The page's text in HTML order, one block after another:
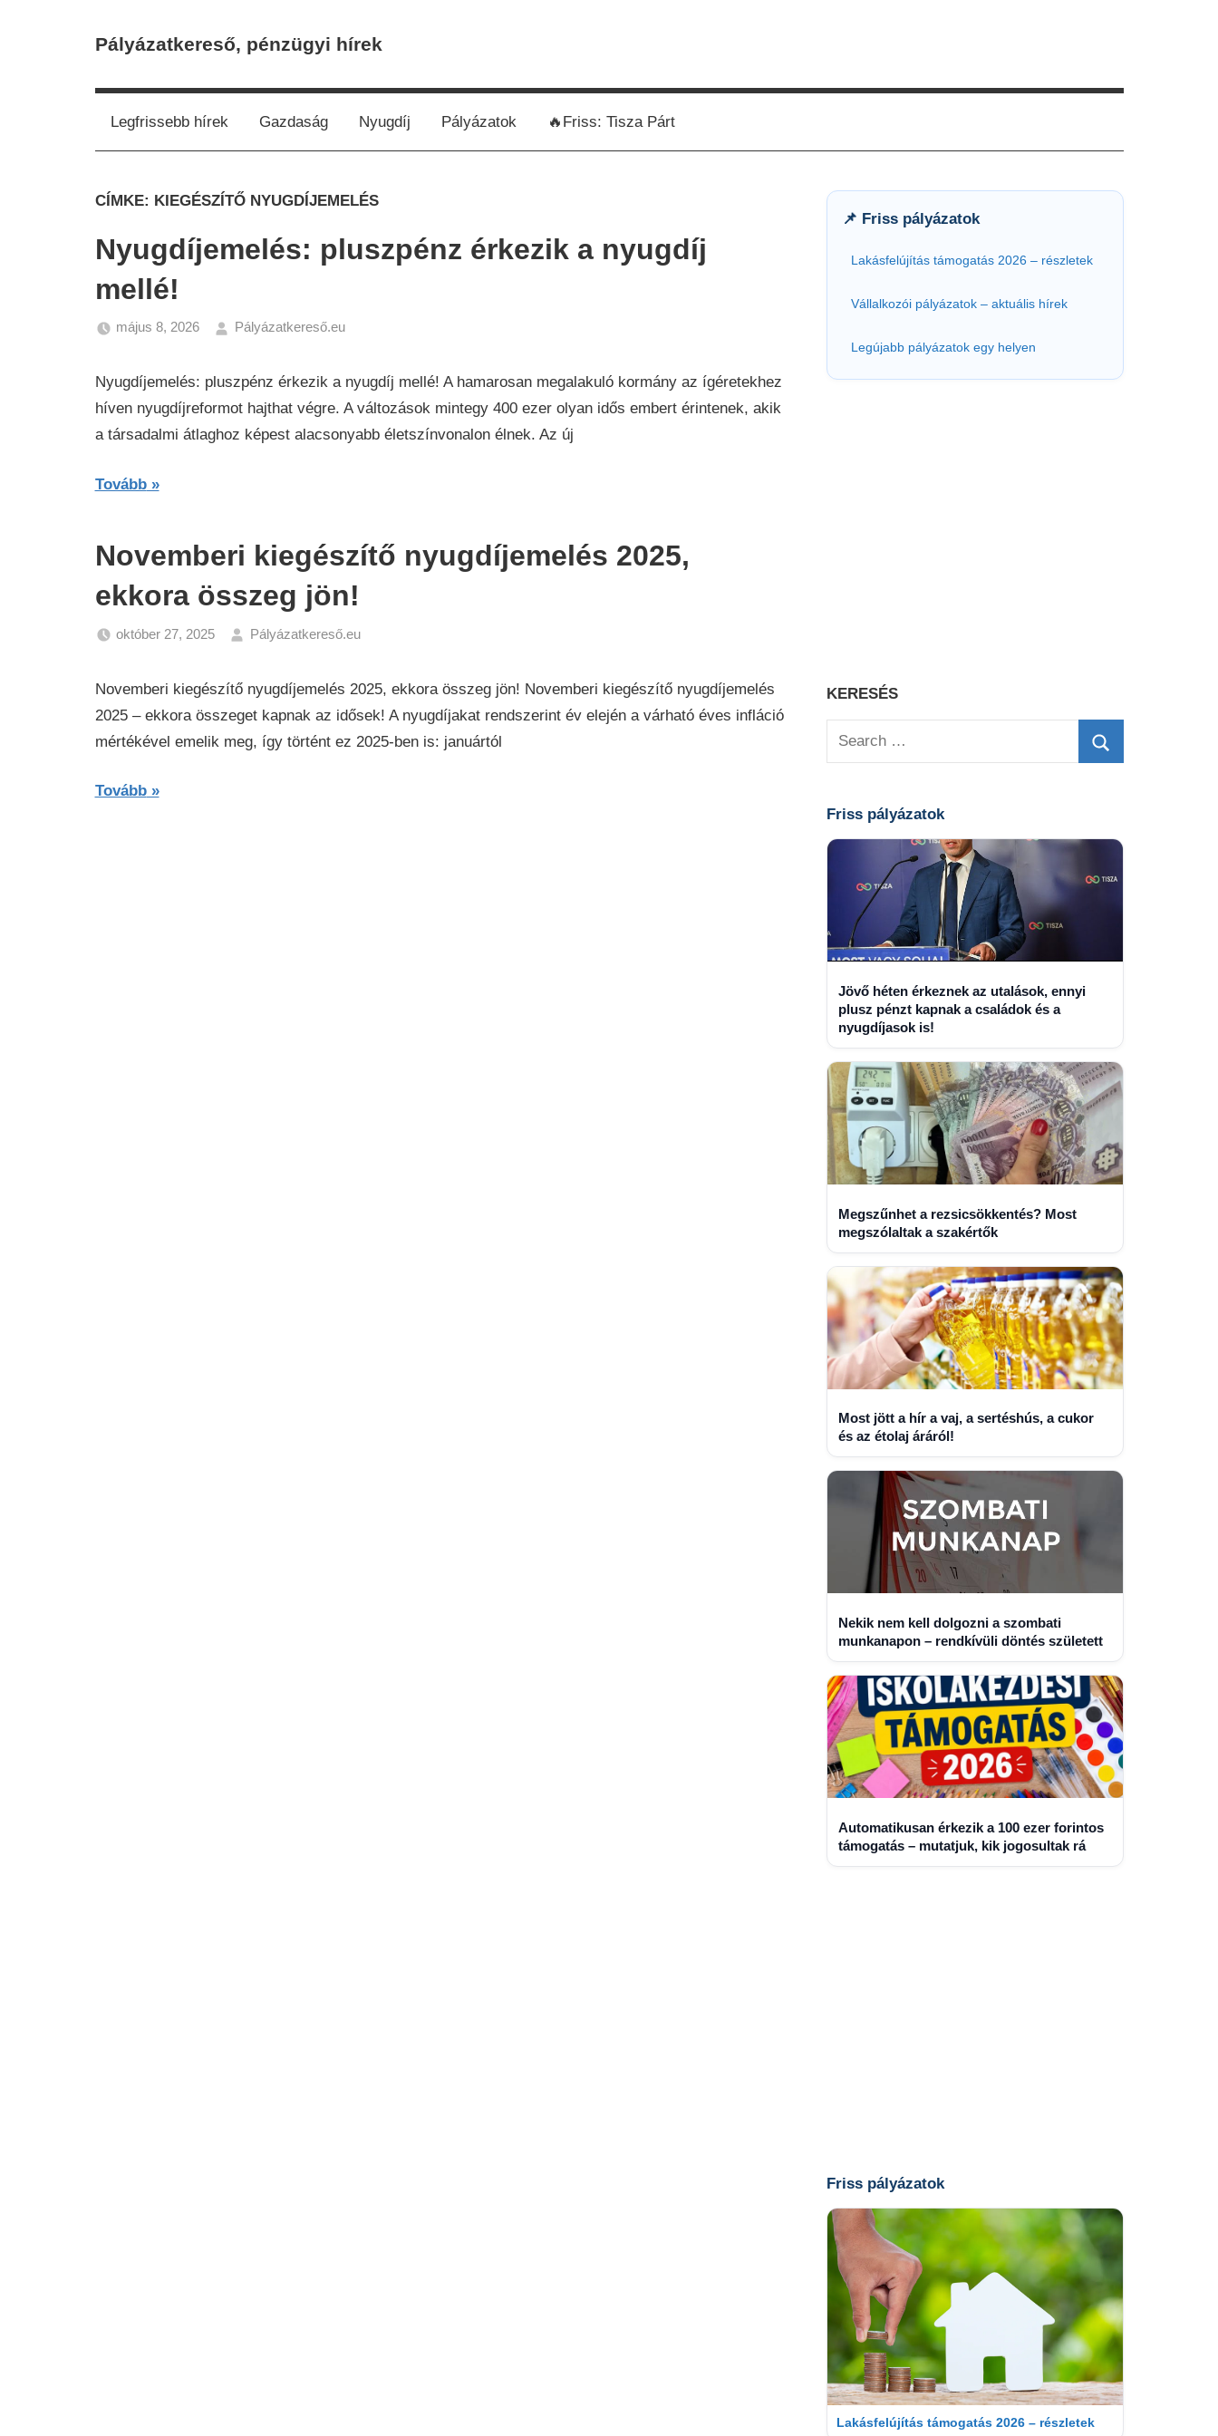
Pályázatkereső, pénzügyi hírek
Legfrissebb hírek Gazdaság Nyugdíj Pályázatok 🔥Friss: Tisza Párt
CÍMKE: KIEGÉSZÍTŐ NYUGDÍJEMELÉS
Nyugdíjemelés: pluszpénz érkezik a nyugdíj
mellé!
május 8, 2026
Pályázatkereső.eu
Hírek,
Nyugdíjemelés: pluszpénz érkezik a nyugdíj mellé! A hamarosan megalakuló kormány az ígéretekhez
híven nyugdíjreformot hajthat végre. A változások mintegy 400 ezer olyan idős embert érintenek, akik
a társadalmi átlaghoz képest alacsonyabb életszínvonalon élnek. Az új
Tovább
Novemberi kiegészítő nyugdíjemelés 2025,
ekkora összeg jön!
október 27, 2025
Pályázatkereső.eu
hírek
Pályázatok
Gazdaság,
Novemberi kiegészítő nyugdíjemelés 2025, ekkora összeg jön! Novemberi kiegészítő nyugdíjemelés
2025 – ekkora összeget kapnak az idősek! A nyugdíjakat rendszerint év elején a várható éves infláció
mértékével emelik meg, így történt ez 2025-ben is: januártól
Tovább
📌 Friss pályázatok
Lakásfelújítás támogatás 2026 – részletek
Vállalkozói pályázatok – aktuális hírek
Legújabb pályázatok egy helyen
KERESÉS
Search
Friss pályázatok
Jövő héten érkeznek az utalások, ennyi
plusz pénzt kapnak a családok és a
nyugdíjasok is!
Megszűnhet a rezsicsökkentés? Most
megszólaltak a szakértők
Most jött a hír a vaj, a sertéshús, a cukor
és az étolaj áráról!
Nekik nem kell dolgozni a szombati
munkanapon – rendkívüli döntés született
Automatikusan érkezik a 100 ezer forintos
támogatás – mutatjuk, kik jogosultak rá
Friss pályázatok
Lakásfelújítás támogatás 2026 – részletek